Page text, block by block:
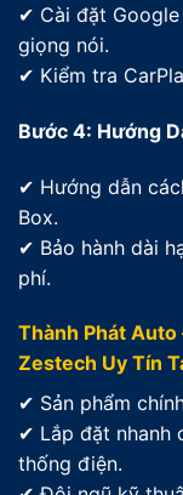
✔ Cài đặt Google
giọng nói.
✔ Kiểm tra
Bước 4: Hướng
✔ Hướng dẫn
Box.
✔ Bảo hành dài
phí.
Thành Phát
Zestech Uy Tín
✔ Sản phẩm
✔ Lắp đặt nhanh
thống điện.